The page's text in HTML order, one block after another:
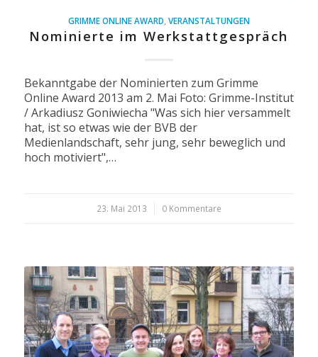
GRIMME ONLINE AWARD VERANSTALTUNGEN
Nominierte im Werkstattgespräch
Bekanntgabe der Nominierten zum Grimme
Online Award 2013 am 2. Mai Foto: Grimme-Institut
/ Arkadiusz Goniwiecha "Was sich hier versammelt
hat, ist so etwas wie der BVB der
Medienlandschaft, sehr jung, sehr beweglich und
hoch motiviert",…
23. Mai 2013 0 Kommentare